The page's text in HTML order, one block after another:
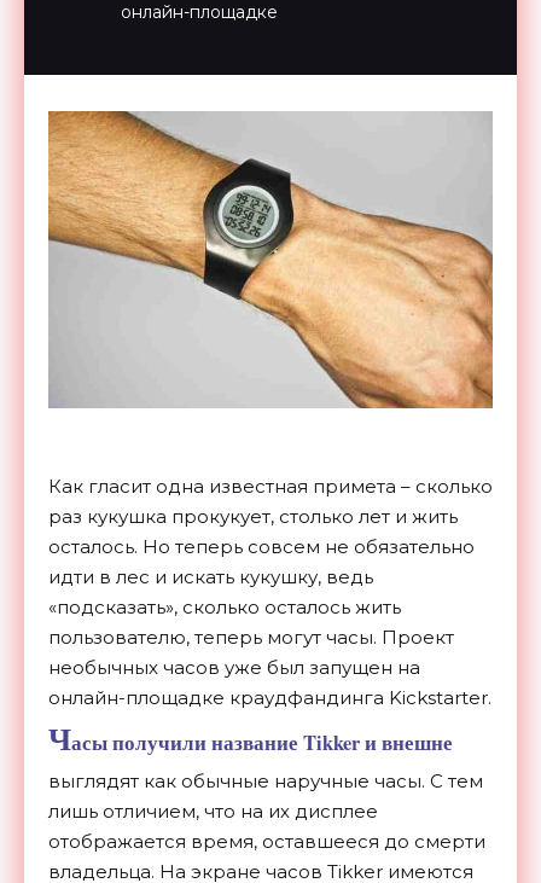
онлайн-площадке
Как гласит одна известная примета – сколько
раз кукушка прокукует, столько лет и жить
осталось. Но теперь совсем не обязательно
идти в лес и искать кукушку, ведь
«подсказать», сколько осталось жить
пользователю, теперь могут часы. Проект
необычных часов уже был запущен на
онлайн-площадке краудфандинга Kickstarter.
Часы получили название Tikkerи внешне
выглядят как обычные наручные часы. С тем
лишь отличием, что на их дисплее
отображается время, оставшееся до смерти
владельца. На экране часов Tikker имеются